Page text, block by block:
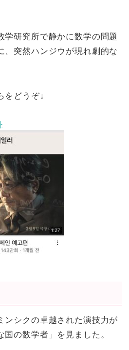
学研究所で静かに数学の問題
、突然ハンジウが現れ劇的な
をどうぞ↓
ンシクの卓越された演技力が
国の数学者」を見ました。